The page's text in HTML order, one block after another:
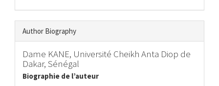
Author Biography
Dame KANE, Université Cheikh Anta Diop de
Dakar, Sénégal
Biographie de l’auteur